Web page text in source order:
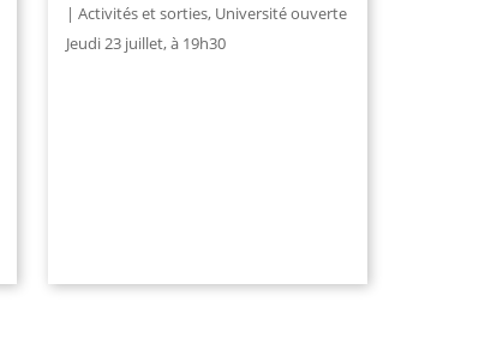
Activités et sorties, Université ouverte
Jeudi 23 juillet, à 19h30